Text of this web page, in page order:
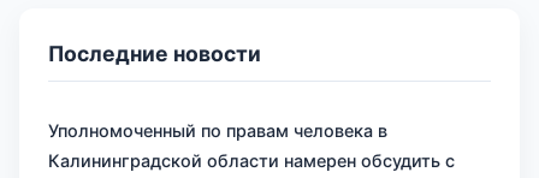
Последние новости
Уполномоченный по правам человека в
Калининградской области намерен обсудить с